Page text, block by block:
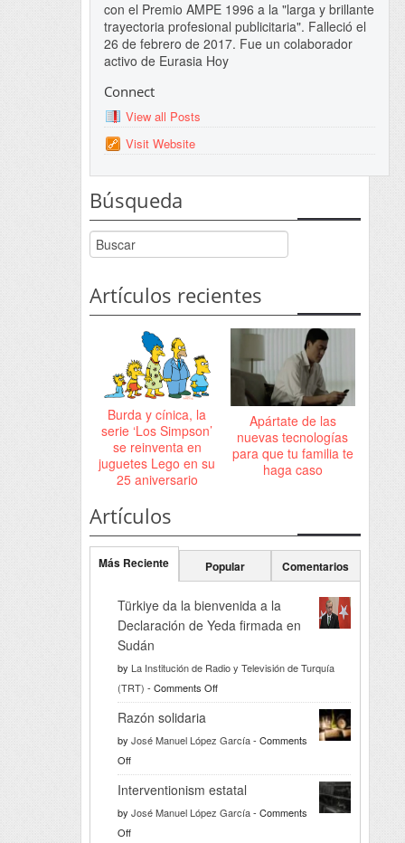
con el Premio AMPE 1996 a la "larga y brillante
trayectoria profesional publicitaria". Falleció el
26 de febrero de 2017. Fue un colaborador
activo de Eurasia Hoy
Connect
View all Posts
Visit Website
Búsqueda
Artículos recientes
Burda y cínica, la
serie ‘Los Simpson’
se reinventa en
juguetes Lego en su
25 aniversario
Apártate de las
nuevas tecnologías
para que tu familia te
haga caso
Artículos
Más Reciente Popular Comentarios
Türkiye da la bienvenida a la
Declaración de Yeda firmada en
Sudán
by La Institución de Radio y Televisión de Turquía
(TRT) - Comments Offon
Türkiye
la
a
Razón solidaria
by José Manuel López García- Comments
Offon
Razón
solidaria
Interventionism estatal
by José Manuel López García- Comments
Offon